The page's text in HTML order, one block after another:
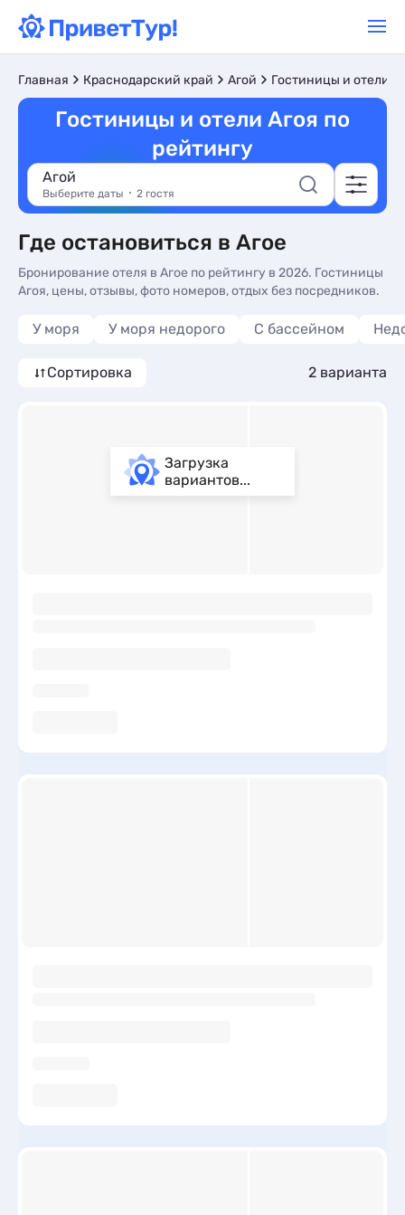
Главная Краснодарский край Агой Гостиницы и отели
Гостиницы и отели Агоя по
рейтингу
Агой
Выберите даты 2 гостя
Где остановиться в Агое
Бронирование отеля в Агое по рейтингу в 2026. Гостиницы
Агоя, цены, отзывы, фото номеров, отдых без посредников.
У моря У моря недорого С бассейном
Сортировка 2 варианта
Загрузка
вариантов...